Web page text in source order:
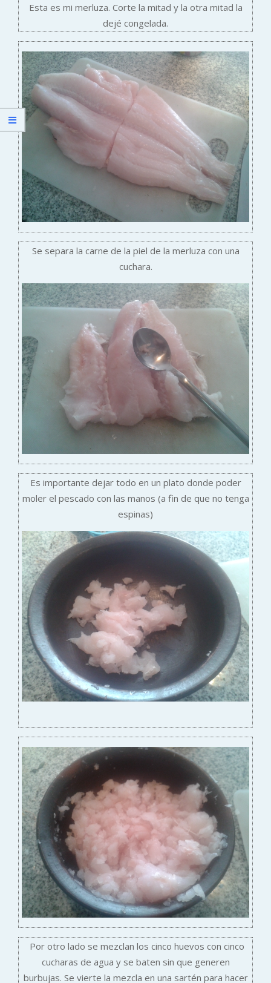
Esta es mi merluza. Corte la mitad y la otra mitad la
dejé congelada.
Se separa la carne de la piel de la merluza con una
cuchara.
Es importante dejar todo en un plato donde poder
moler el pescado con las manos (a fin de que no tenga
espinas)
Por otro lado se mezclan los cinco huevos con cinco
cucharas de agua y se baten sin que generen
burbujas. Se vierte la mezcla en una sartén para hacer